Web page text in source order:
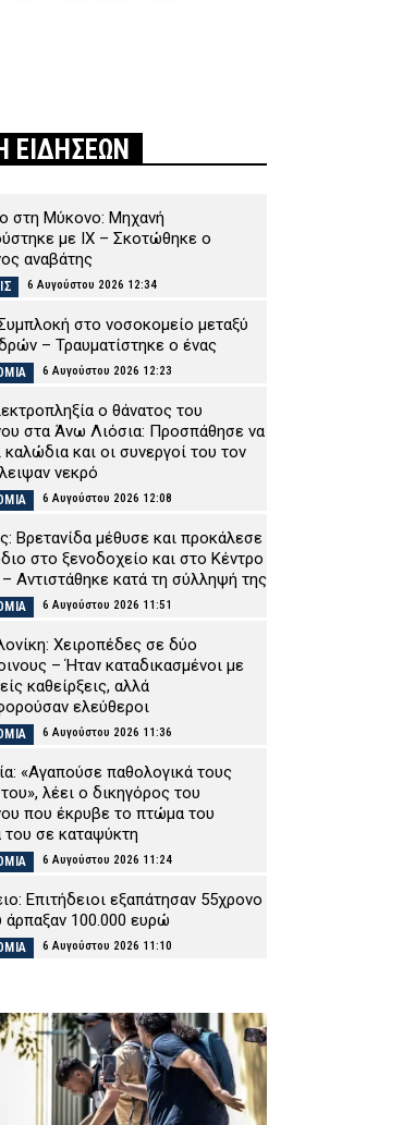
ΕΙΔΗΣΕΩΝ
στη Μύκονο: Μηχανή
με ΙΧ – Σκοτώθηκε ο
αναβάτης
6 Αυγούστου 2026 12:34
στο νοσοκομείο μεταξύ
– Τραυματίστηκε ο ένας
6 Αυγούστου 2026 12:23
ο θάνατος του
στα Άνω Λιόσια: Προσπάθησε να
και οι συνεργοί του τον
νεκρό
6 Αυγούστου 2026 12:08
Βρετανίδα μέθυσε και προκάλεσε
στο ξενοδοχείο και στο Κέντρο
– Αντιστάθηκε κατά τη σύλληψή της
6 Αυγούστου 2026 11:51
Χειροπέδες σε δύο
– Ήταν καταδικασμένοι με
καθείρξεις, αλλά
ελεύθεροι
6 Αυγούστου 2026 11:36
«Αγαπούσε παθολογικά τους
λέει ο δικηγόρος του
που έκρυβε το πτώμα του
του σε καταψύκτη
6 Αυγούστου 2026 11:24
Επιτήδειοι εξαπάτησαν 55χρονο
άρπαξαν 100.000 ευρώ
6 Αυγούστου 2026 11:10
6 Αυγούστου 2026 10:57
Μάνη: Επιχείρηση διάσωσης στο
του Βυρού – Αίσιο τέλος για
οικογένεια Γάλλων